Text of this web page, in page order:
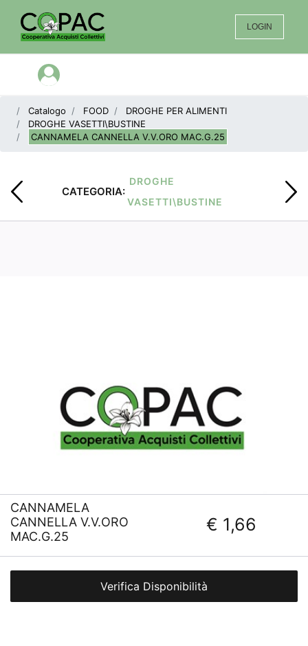
LOGIN
Open menu
Catalogo FOOD
DROGHE PER ALIMENTI
DROGHE VASETTI\BUSTINE
CANNAMELA CANNELLA V.V.ORO MAC.G.25
CATEGORIA:
DROGHE
VASETTI\BUSTINE
CANNAMELA
CANNELLA V.V.ORO
MAC.G.25
€ 1,66
Verifica Disponibilità